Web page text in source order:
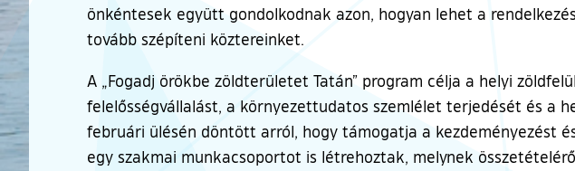
önkéntesek együtt gondolkodnak azon, hogyan lehet a
tovább szépíteni köztereinket.
A „Fogadj örökbe zöldterületet Tatán” program célja a helyi
felelősségvállalást, a környezettudatos szemlélet terjedését és a
februári ülésén döntött arról, hogy támogatja a kezdeményezést
egy szakmai munkacsoportot is létrehoztak, melynek